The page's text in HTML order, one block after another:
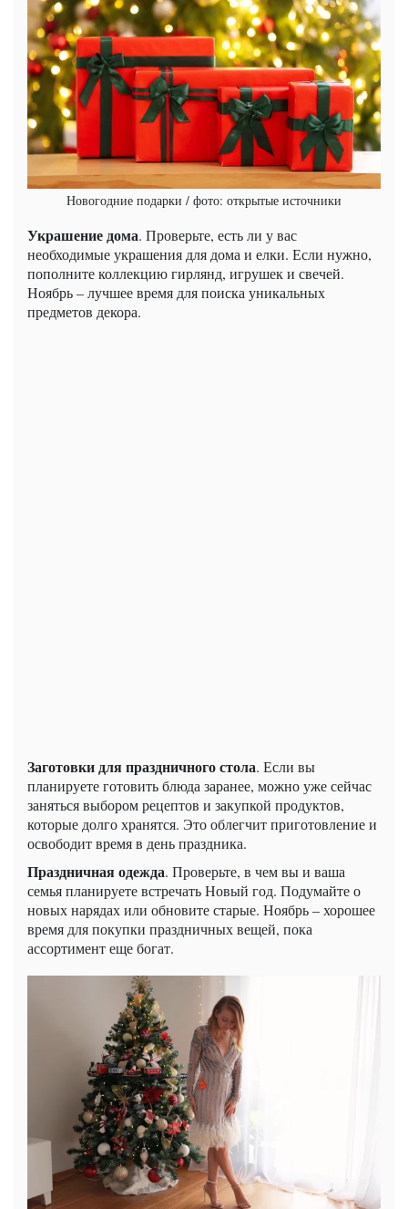
Новогодние подарки / фото: открытые источники
Украшение дома. Проверьте, есть ли у вас
необходимые украшения для дома и елки. Если нужно,
пополните коллекцию гирлянд, игрушек и свечей.
Ноябрь – лучшее время для поиска уникальных
предметов декора.
Заготовки для праздничного стола. Если вы
планируете готовить блюда заранее, можно уже сейчас
заняться выбором рецептов и закупкой продуктов,
которые долго хранятся. Это облегчит приготовление и
освободит время в день праздника.
Праздничная одежда. Проверьте, в чем вы и ваша
семья планируете встречать Новый год. Подумайте о
новых нарядах или обновите старые. Ноябрь – хорошее
время для покупки праздничных вещей, пока
ассортимент еще богат.